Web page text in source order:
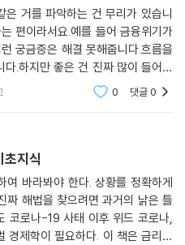
거를 파악하는 건 무리가 있습니
편이라서요.예를 들어 금융위기가
궁금증은 해결 못해줍니다.흐름을
.하지만 좋은 건 진짜 많이 들어봤
줍니다.경제 입문하시는 분이라서
0 댓글0
초지식
바라봐야 한다. 상황를 정확하게
짜 해법을 찾으려면 과거의 낡은 틀
코로나-19 사태 이후 위드 코로나,
경제학이 필요하다. 이 책은 금리와